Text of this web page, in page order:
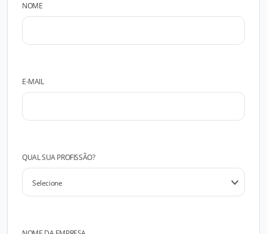
NOME
E-MAIL
QUAL SUA PROFISSÃO?